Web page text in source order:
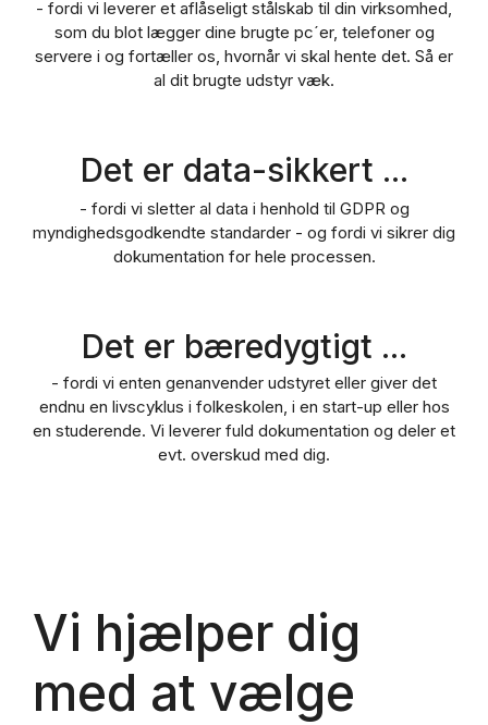
- fordi vi leverer et aflåseligt stålskab til din virksomhed,
som du blot lægger dine brugte pc´er, telefoner og
servere i og fortæller os, hvornår vi skal hente det. Så er
al dit brugte udstyr væk.
Det er data-sikkert ...
- fordi vi sletter al data i henhold til GDPR og
myndighedsgodkendte standarder - og fordi vi sikrer dig
dokumentation for hele processen.
Det er bæredygtigt ...
- fordi vi enten genanvender udstyret eller giver det
endnu en livscyklus i folkeskolen, i en start-up eller hos
en studerende. Vi leverer fuld dokumentation og deler et
evt. overskud med dig.
Vi hjælper dig
med at vælge